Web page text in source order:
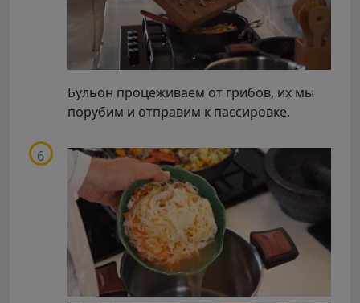
Бульон процеживаем от грибов, их мы
порубим и отправим к пассировке.